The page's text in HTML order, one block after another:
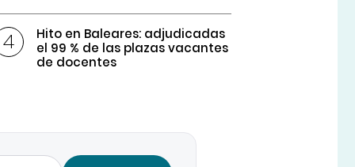
Hito en Baleares: adjudicadas
el 99 % de las plazas vacantes
de docentes